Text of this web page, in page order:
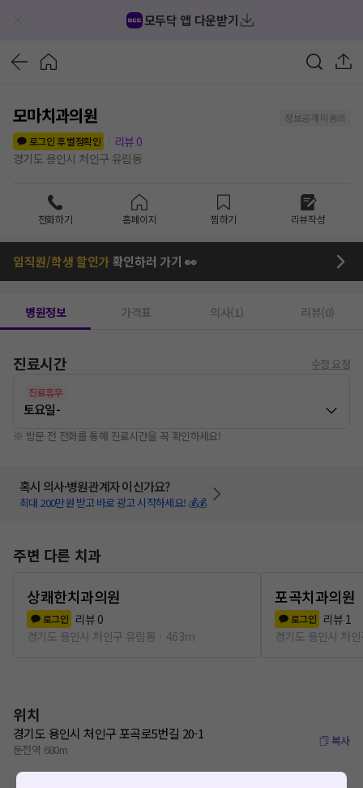
모두닥 앱 다운받기
모마치과의원
정보공개 미동의
로그인 후 별점확인
리뷰 0
경기도 용인시 처인구 유림동
전화하기 홈페이지 찜하기 리뷰작성
임직원/학생 할인가확인하러 가기 👀
병원정보 가격표 의사(1) 리뷰(0)
진료시간 수정 요청
진료휴무
토요일-
※ 방문 전 전화를 통해 진료시간을 꼭 확인하세요!
혹시 의사·병원관계자 이신가요?
최대 200만원 받고 바로 광고 시작하세요! 💰💰
주변 다른 치과
상쾌한치과의원
로그인 리뷰 0
경기도 용인시 처인구 유림동
463m
포곡치과의원
로그인 리뷰 1
경기도 용인시 처
위치
경기도 용인시 처인구 포곡로5번길 20-1
둔전역 680m
복사